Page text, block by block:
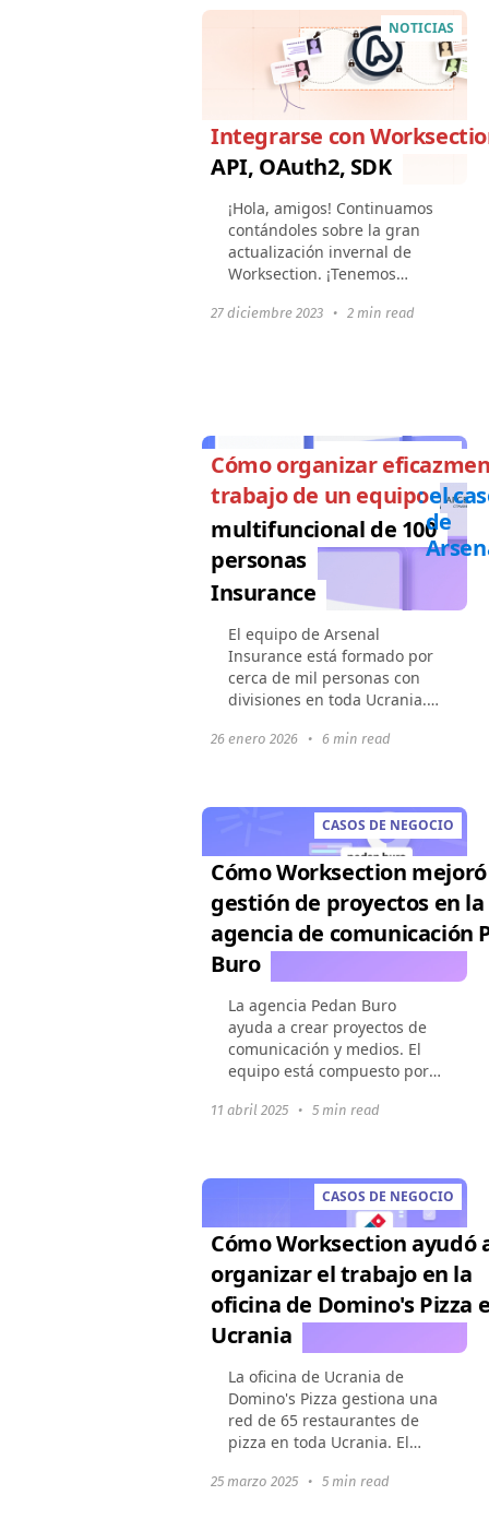
interesante...
NOTICIAS
Integrarse con
API, OAuth2, SDK
¡Hola, amigos! Continuamos
contándoles sobre la gran
actualización invernal de
Worksection. ¡Tenemos
puedes mejorar las
27 diciembre 2023 • 2 min read
CASOS DE NEGOCIO
Cómo organizar
trabajo de un equipo
multifuncional de 100
personas
: el
de
Insurance
El equipo de Arsenal
Insurance está formado por
cerca de mil personas con
divisiones en toda Ucrania.
más de 150 personas en
financieros...
26 enero 2026 • 6 min read
CASOS DE NEGOCIO
Cómo Worksection
gestión de proyectos en la
agencia de comunicación
Buro
La agencia Pedan Buro
ayuda a crear proyectos de
comunicación y medios. El
equipo está compuesto por
aproximadamente 10
empresa implementa...
11 abril 2025 • 5 min read
CASOS DE NEGOCIO
Cómo Worksection ayudó
organizar el trabajo en la
oficina de Domino's Pizza
Ucrania
La oficina de Ucrania de
Domino's Pizza gestiona una
red de 65 restaurantes de
pizza en toda Ucrania. El
campañas de marketing, IT,
25 marzo 2025 • 5 min read